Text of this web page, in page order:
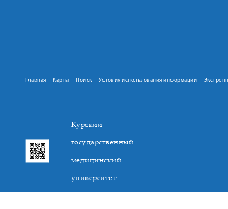
Главная Карты Поиск Условия использования информации
Курский
государственный
медицинский
университет